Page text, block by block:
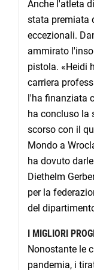
Anche l'atleta
stata premiata
eccezionali.
ammirato
pistola. «Heidi
carriera
l'ha finanziata
ha concluso la
scorso con il
Mondo a
ha dovuto
Diethelm
per la
del
I MIGLIORI
Nonostante le
pandemia, i